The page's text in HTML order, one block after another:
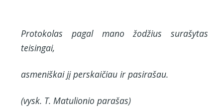
Protokolas pagal mano žodžius surašytas
teisingai,
asmeniškai jį perskaičiau ir pasirašau.
(vysk. T. Matulionio parašas)